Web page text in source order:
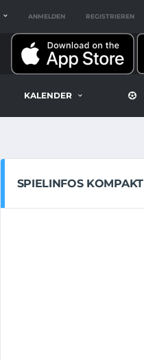
ANMELDEN REGISTRIEREN
KALENDER
SPIELINFOS KOMPAKT